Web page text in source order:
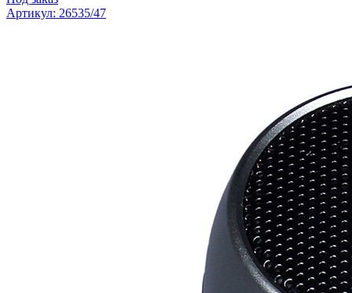
Артикул: 26535/47